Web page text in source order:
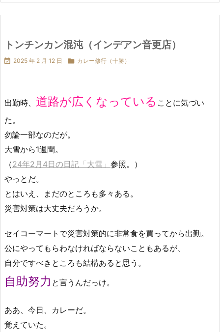
トンチンカン混沌（インデアン音更店）
 2025 年 2 月 12 日  カレー修行（十勝）
出勤時、 道路が広くなっている ことに気づい
た。
勿論一部なのだが。
大雪から1週間。
（24年2月4日の日記「大雪」 参照。）
やっとだ。
とはいえ、まだのところも多々ある。
災害対策は大丈夫だろうか。
セイコーマートで災害対策的に非常食を買ってから出勤。
公にやってもらわなければならないこともあるが、
自分ですべきところも結構あると思う。
自助努力 と言うんだっけ。
ああ、今日、カレーだ。
覚えていた。